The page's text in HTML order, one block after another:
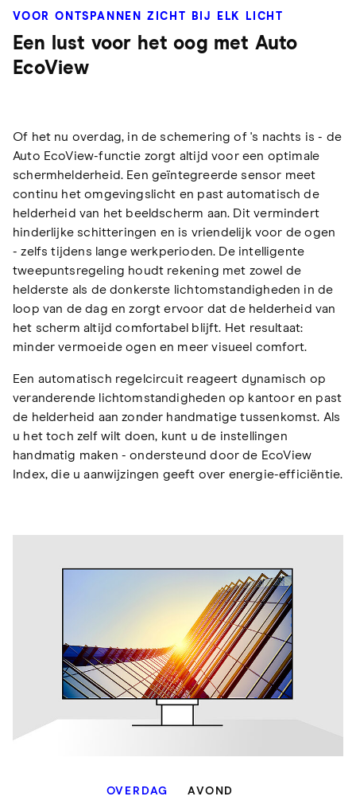
VOOR ONTSPANNEN ZICHT BIJ ELK LICHT
Een lust voor het oog met Auto
EcoView
Of het nu overdag, in de schemering of 's nachts is - de
Auto EcoView-functie zorgt altijd voor een optimale
schermhelderheid. Een geïntegreerde sensor meet
continu het omgevingslicht en past automatisch de
helderheid van het beeldscherm aan. Dit vermindert
hinderlijke schitteringen en is vriendelijk voor de ogen
- zelfs tijdens lange werkperioden. De intelligente
tweepuntsregeling houdt rekening met zowel de
helderste als de donkerste lichtomstandigheden in de
loop van de dag en zorgt ervoor dat de helderheid van
het scherm altijd comfortabel blijft. Het resultaat:
minder vermoeide ogen en meer visueel comfort.
Een automatisch regelcircuit reageert dynamisch op
veranderende lichtomstandigheden op kantoor en past
de helderheid aan zonder handmatige tussenkomst. Als
u het toch zelf wilt doen, kunt u de instellingen
handmatig maken - ondersteund door de EcoView
Index, die u aanwijzingen geeft over energie-efficiëntie.
OVERDAG AVOND